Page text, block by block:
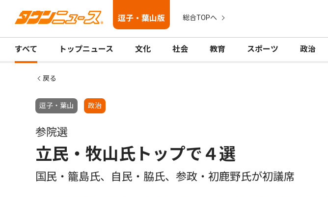
逗子・葉山版 総合TOPへ
すべて トップニュース 文化 社会 教育 スポーツ 政治
戻る
逗子・葉山 政治
参院選
立民・牧山氏トップで４選
国民・籠島氏、自民・脇氏、参政・初鹿野氏が初議席